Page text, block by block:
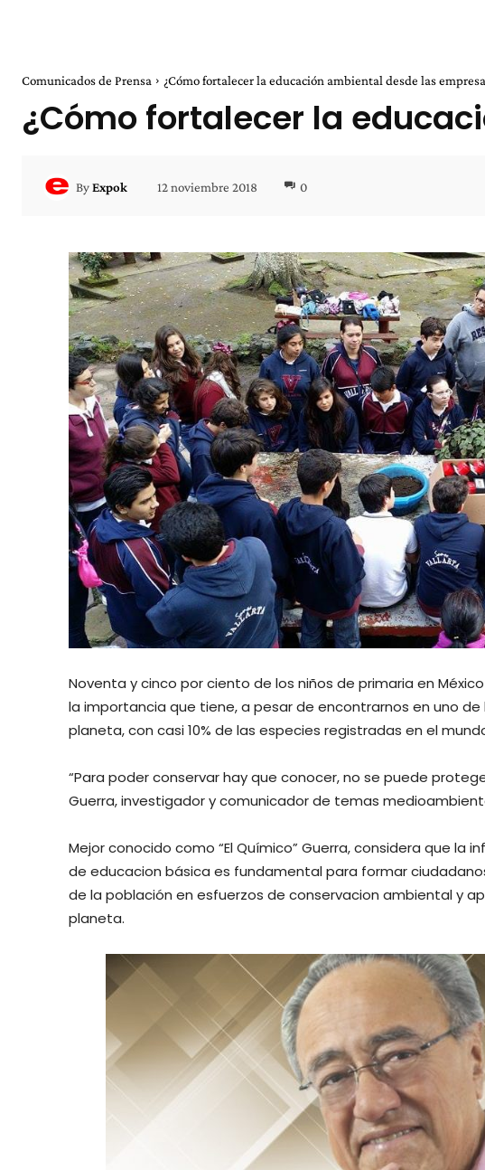
Comunicados de Prensa ¿Cómo fortalecer la educación ambiental desde las
¿Cómo fortalecer la
ByExpok 12 noviembre 2018 0
Noventa y cinco por ciento de los niños de primaria en
la importancia que tiene, a pesar de encontrarnos en uno
planeta, con casi 10% de las especies registradas en el
“Para poder conservar hay que conocer, no se puede
Guerra, investigador y comunicador de temas
Mejor conocido como “El Químico” Guerra, considera que la
de educacion básica es fundamental para formar
de la población en esfuerzos de conservacion ambiental y
planeta.